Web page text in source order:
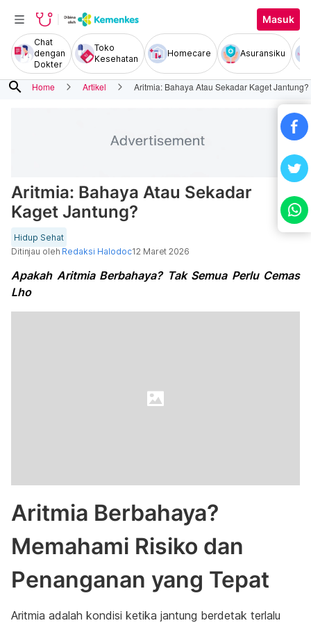
Masuk
Chat
dengan
Dokter
Toko
Kesehatan
Homecare Asuransiku
search Home Artikel Aritmia: Bahaya Atau Sekadar Kaget Jantung?
Aritmia: Bahaya Atau Sekadar
Kaget Jantung?
Hidup Sehat
Ditinjau oleh Redaksi Halodoc12 Maret 2026
Apakah Aritmia Berbahaya? Tak Semua Perlu Cemas
Lho
Aritmia Berbahaya?
Memahami Risiko dan
Penanganan yang Tepat
Aritmia adalah kondisi ketika jantung berdetak terlalu